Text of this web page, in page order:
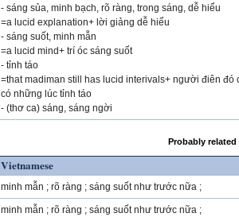
- sáng sủa, minh bạch, rõ ràng, trong sáng, dễ hiểu
=a lucid explanation+ lời giảng dễ hiểu
- sáng suốt, minh mẫn
=a lucid mind+ trí óc sáng suốt
- tỉnh táo
=that madiman still has lucid interivals+ người điên đó
có những lúc tỉnh táo
- (thơ ca) sáng, sáng ngời
Probably
Vietnamese
minh mẫn ; rõ ràng ; sáng suốt như trước nữa ;
minh mẫn ; rõ ràng ; sáng suốt như trước nữa ;